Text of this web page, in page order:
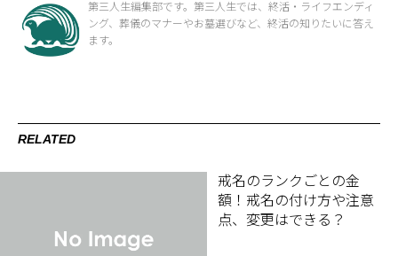
第三人生編集部です。第三人生では、終活・ライフエンディ
ング、葬儀のマナーやお墓選びなど、終活の知りたいに答え
ます。
RELATED
戒名のランクごとの金
額！戒名の付け方や注意
点、変更はできる？